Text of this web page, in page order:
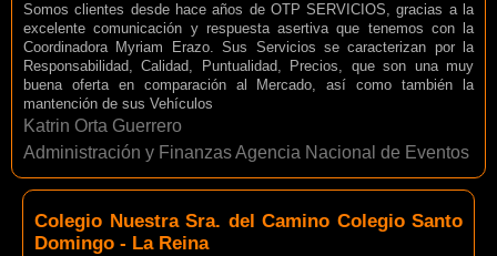
Somos clientes desde hace años de OTP SERVICIOS, gracias a la
excelente comunicación y respuesta asertiva que tenemos con la
Coordinadora Myriam Erazo. Sus Servicios se caracterizan por la
Responsabilidad, Calidad, Puntualidad, Precios, que son una muy
buena oferta en comparación al Mercado, así como también la
mantención de sus Vehículos
Katrin Orta Guerrero
Administración y Finanzas Agencia Nacional de Eventos
Colegio Nuestra Sra. del Camino Colegio Santo
Domingo - La Reina